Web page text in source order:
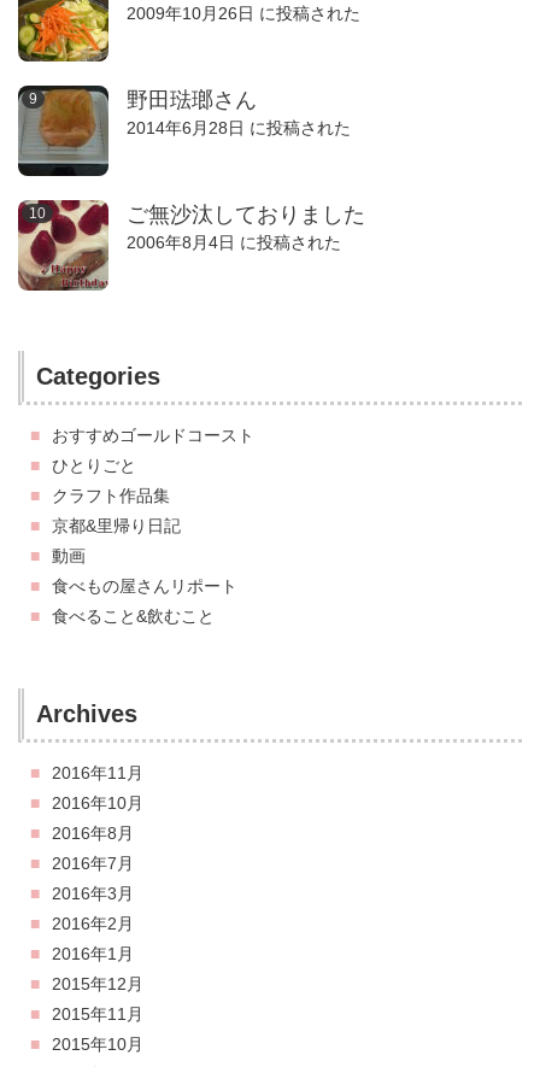
2009年10月26日 に投稿された
野田琺瑯さん
2014年6月28日 に投稿された
ご無沙汰しておりました
2006年8月4日 に投稿された
Categories
おすすめゴールドコースト
ひとりごと
クラフト作品集
京都&里帰り日記
動画
食べもの屋さんリポート
食べること&飲むこと
Archives
2016年11月
2016年10月
2016年8月
2016年7月
2016年3月
2016年2月
2016年1月
2015年12月
2015年11月
2015年10月